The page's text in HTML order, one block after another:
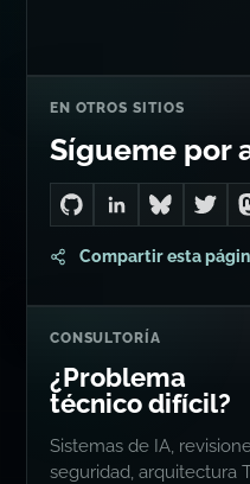
EN OTROS SITIOS
Sígueme por
Go to Dan's
Connect with
Follow
Compartir esta
CONSULTORÍA
¿Problema
técnico difícil?
Sistemas de IA,
seguridad, arquitectura